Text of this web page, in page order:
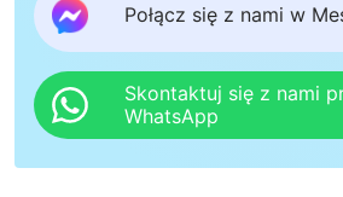
Połącz się z nami w
Skontaktuj się z nami
WhatsApp